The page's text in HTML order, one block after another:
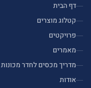
דף הבית
קטלוג מוצרים
פרויקטים
מאמרים
מדריך מכסים לחדר מכונות
אודות